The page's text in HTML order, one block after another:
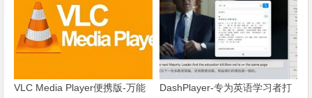
VLC Media Player便携版-万能
DashPlayer-专为英语学习者打